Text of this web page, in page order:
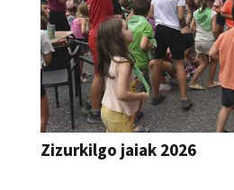
Zizurkilgo jaiak 2026